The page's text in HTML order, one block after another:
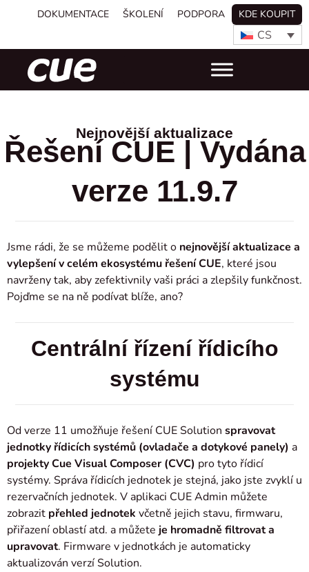
DOKUMENTACE ŠKOLENÍ PODPORA KDE KOUPIT
CS
Nejnovější aktualizace
Řešení CUE | Vydána
verze 11.9.7
Jsme rádi, že se můžeme podělit o nejnovější aktualizace a
vylepšení v celém ekosystému řešení CUE, které jsou
navrženy tak, aby zefektivnily vaši práci a zlepšily funkčnost.
Pojďme se na ně podívat blíže, ano?
Centrální řízení řídicího
systému
Od verze 11 umožňuje řešení CUE Solution spravovat
jednotky řídicích systémů (ovladače a dotykové panely) a
projekty Cue Visual Composer (CVC) pro tyto řídicí
systémy. Správa řídicích jednotek je stejná, jako jste zvyklí u
rezervačních jednotek. V aplikaci CUE Admin můžete
zobrazit přehled jednotek včetně jejich stavu, firmwaru,
přiřazení oblastí atd. a můžete je hromadně filtrovat a
upravovat. Firmware v jednotkách je automaticky
aktualizován verzí Solution.